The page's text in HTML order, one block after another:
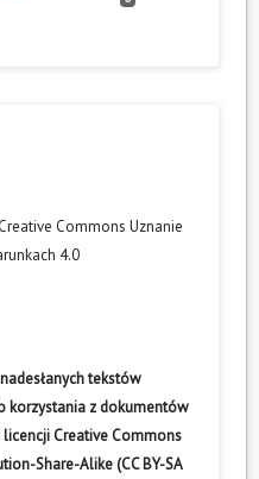
Creative Commons Uznanie
4.0
tekstów
korzystania z dokumentów
Creative Commons
Share-Alike (CC BY-SA